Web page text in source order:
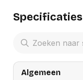
Specificaties
Algemeen